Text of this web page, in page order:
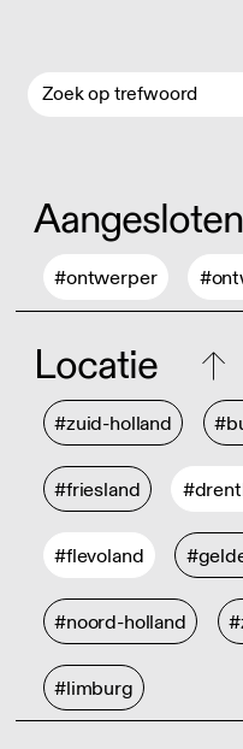
#ontwerper
Locatie
#zuid-holland
#friesland
#flevoland
#noord-holland
#limburg